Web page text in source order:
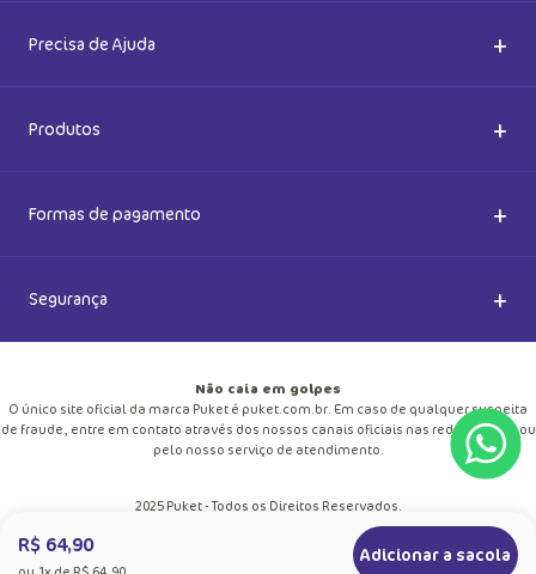
R$ 64,90 Adicionar a sacola
Nossas Lojas
Happy Friday 2026
Seja um Franqueado
Cashback Puket
Como comprar
Pagamento
Lingeries
Moda Praia
Segurança +
O único site oficial da marca Puket é puket.com.br. Em caso de qualquer suspeita